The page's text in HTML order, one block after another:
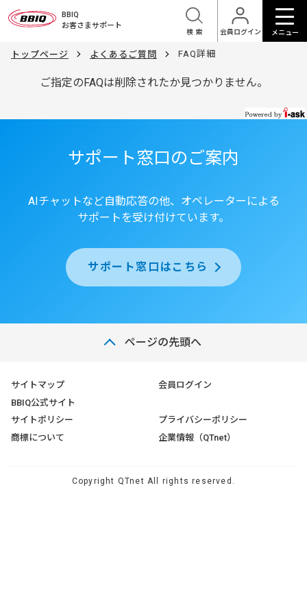
BBIQ
お客さまサポート
会員ログイン
検索 メニュー
トップページ よくあるご質問 FAQ詳細
ご指定のFAQは削除されたか見つかりません。
サポート窓口のご案内
AIチャットなど自動応答の他、オペレーターによる
サポートを受け付けています。
サポート窓口はこちら
ページの先頭へ
サイトマップ
BBIQ公式サイト
会員ログイン
サイトポリシー
商標について
プライバシーポリシー
企業情報（QTnet）
Copyright QTnet All rights reserved.